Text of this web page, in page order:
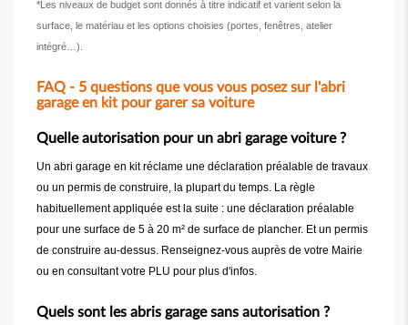
*Les niveaux de budget sont donnés à titre indicatif et varient selon la
surface, le matériau et les options choisies (portes, fenêtres, atelier
intégré…).
FAQ - 5 questions que vous vous posez sur l'abri
garage en kit pour garer sa voiture
Quelle autorisation pour un abri garage voiture ?
Un abri garage en kit réclame une déclaration préalable de travaux
ou un permis de construire, la plupart du temps. La règle
habituellement appliquée est la suite : une déclaration préalable
pour une surface de 5 à 20 m² de surface de plancher. Et un permis
de construire au-dessus. Renseignez-vous auprès de votre Mairie
ou en consultant votre PLU pour plus d'infos.
Quels sont les abris garage sans autorisation ?